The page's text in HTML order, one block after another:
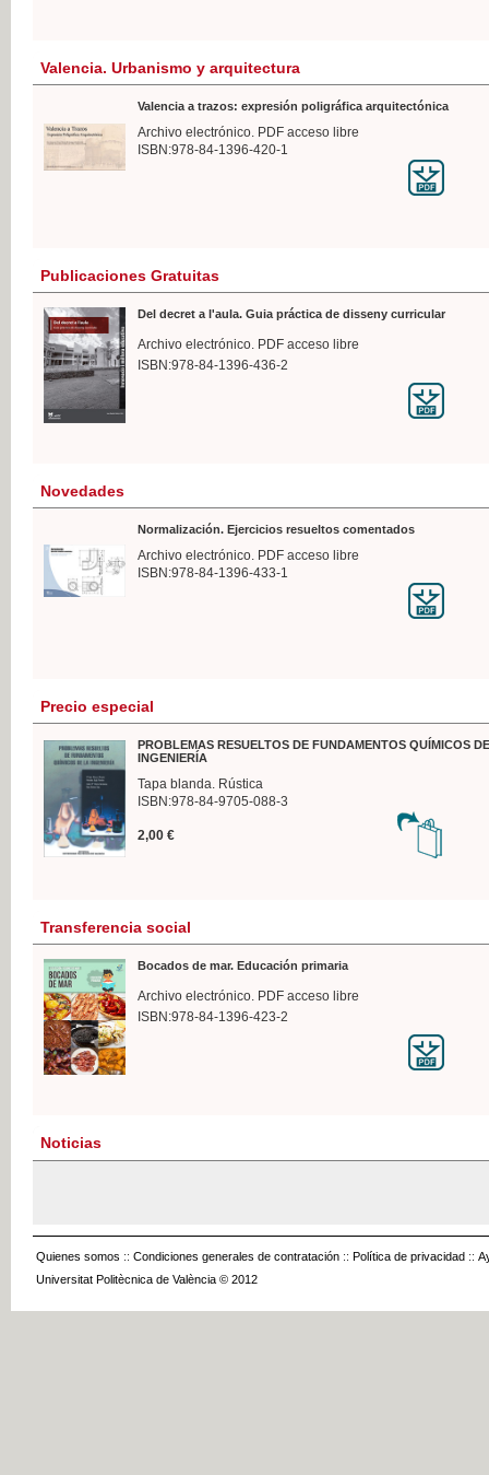
Valencia. Urbanismo y arquitectura
Valencia a trazos: expresión poligráfica arquitectónica
Archivo electrónico. PDF acceso libre
ISBN:978-84-1396-420-1
Publicaciones Gratuitas
Del decret a l'aula. Guia práctica de disseny curricular
Archivo electrónico. PDF acceso libre
ISBN:978-84-1396-436-2
Novedades
Normalización. Ejercicios resueltos comentados
Archivo electrónico. PDF acceso libre
ISBN:978-84-1396-433-1
Precio especial
PROBLEMAS RESUELTOS DE FUNDAMENTOS QUÍMICOS
INGENIERÍA
Tapa blanda. Rústica
ISBN:978-84-9705-088-3
2,00 €
Transferencia social
Bocados de mar. Educación primaria
Archivo electrónico. PDF acceso libre
ISBN:978-84-1396-423-2
Noticias
Quienes somos :: Condiciones generales de contratación :: Política de privacidad ::
Universitat Politècnica de València © 2012